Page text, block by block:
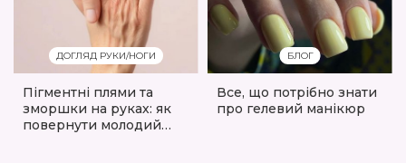
ДОГЛЯД РУКИ/НОГИ
Пігментні плями та
зморшки на руках: як
повернути молодий
БЛОГ
Все, що потрібно знати
про гелевий манікюр